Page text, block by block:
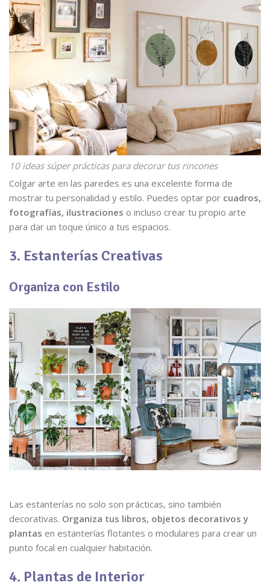
10 ideas súper prácticas para decorar tus rincones
Colgar arte en las paredes es una excelente forma de
mostrar tu personalidad y estilo. Puedes optar por cuadros,
fotografías, ilustraciones o incluso crear tu propio arte
para dar un toque único a tus espacios.
3. Estanterías Creativas
Organiza con Estilo
Las estanterías no solo son prácticas, sino también
decorativas. Organiza tus libros, objetos decorativos y
plantas en estanterías flotantes o modulares para crear un
punto focal en cualquier habitación.
4. Plantas de Interior